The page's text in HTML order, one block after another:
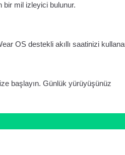
bir mil izleyici bulunur.
OS destekli akıllı saatinizi
başlayın. Günlük yürüyüşünüz